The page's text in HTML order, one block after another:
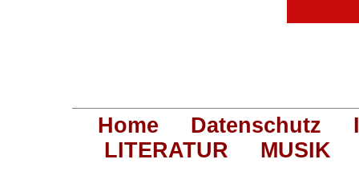
Home Datenschutz
LITERATUR
MUSIK